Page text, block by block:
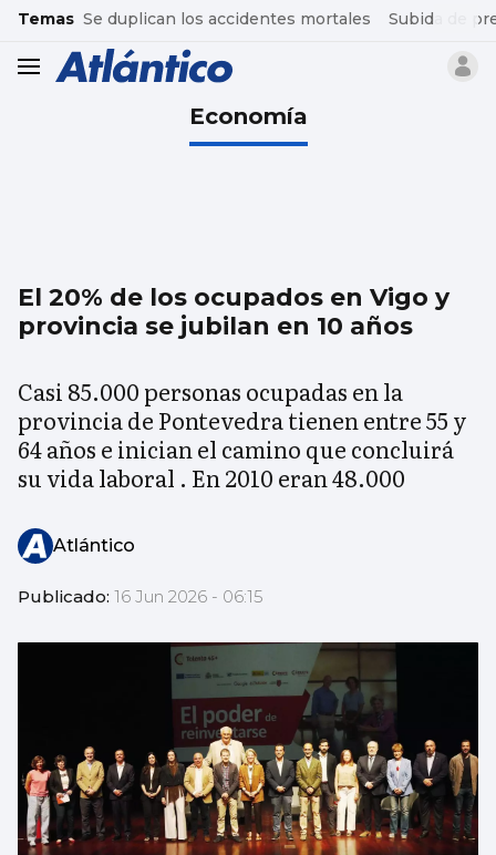
common.go-to-content
Temas Se duplican los accidentes mortales Subida de
header.menu.open
Economía
El 20% de los ocupados en Vigo y
provincia se jubilan en 10 años
Casi 85.000 personas ocupadas en la
provincia de Pontevedra tienen entre 55 y
64 años e inician el camino que concluirá
su vida laboral . En 2010 eran 48.000
Atlántico
Publicado: 16 Jun 2026 - 06:15